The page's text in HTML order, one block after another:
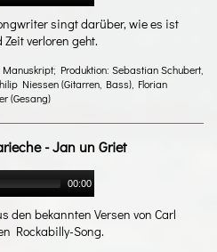
singt darüber, wie es ist
verloren geht.
Produktion: Sebastian Schubert,
Niessen (Gitarren, Bass), Florian
(Gesang)
- Jan un Griet
00:00
den bekannten Versen von Carl
Rockabilly-Song.